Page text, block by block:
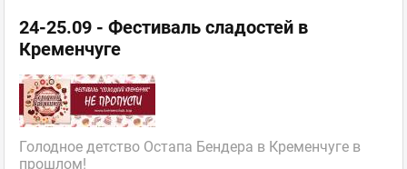
24-25.09 - Фестиваль сладостей в
Кременчуге
Голодное детство Остапа Бендера в Кременчуге в
прошлом!